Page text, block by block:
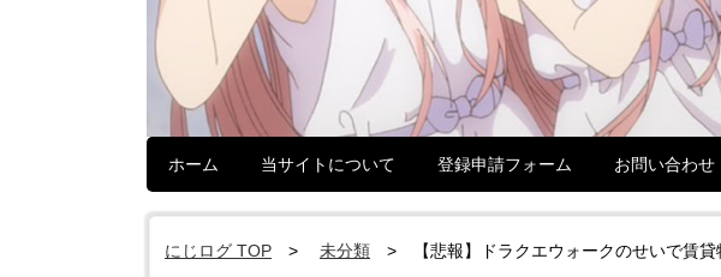
ホーム 当サイトについて 登録申請フォーム お問い合わせ
にじログ TOP 未分類 【悲報】ドラクエウォークのせいで賃